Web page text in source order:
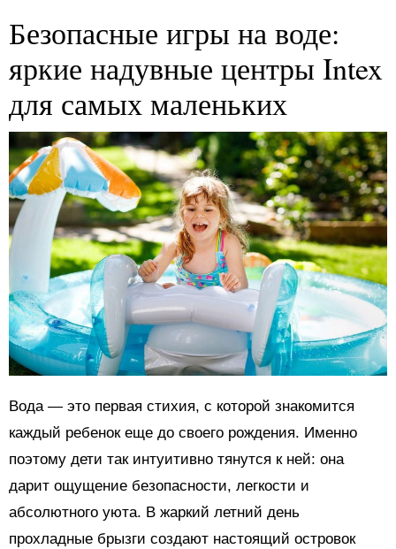
Безопасные игры на воде:
яркие надувные центры Intex
для самых маленьких
Вода — это первая стихия, с которой знакомится
каждый ребенок еще до своего рождения. Именно
поэтому дети так интуитивно тянутся к ней: она
дарит ощущение безопасности, легкости и
абсолютного уюта. В жаркий летний день
прохладные брызги создают настоящий островок